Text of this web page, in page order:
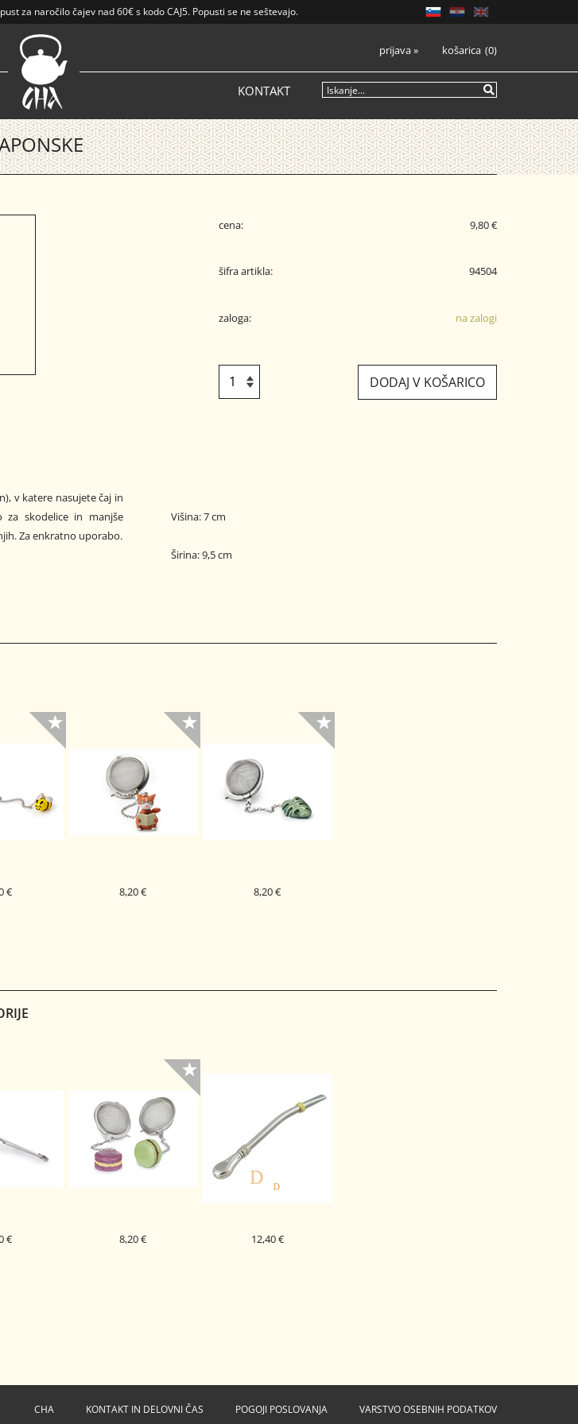
za naročilo čajev nad 60€ s kodo CAJ5. Popusti se ne seštevajo.
KONTAKT
košarica 0
prijava»
cena: 9,80 €
šifra artikla: 94504
zaloga: na zalogi
DODAJ V KOŠARICO
za skodelice in manjše
Za enkratno uporabo.
Višina: 7 cm
Širina: 9,5 cm
€
8,20 €
8,20 €
€
8,20 €
12,40 €
CHA KONTAKT IN DELOVNI ČAS POGOJI POSLOVANJA VARSTVO OSEBNIH PODATKOV